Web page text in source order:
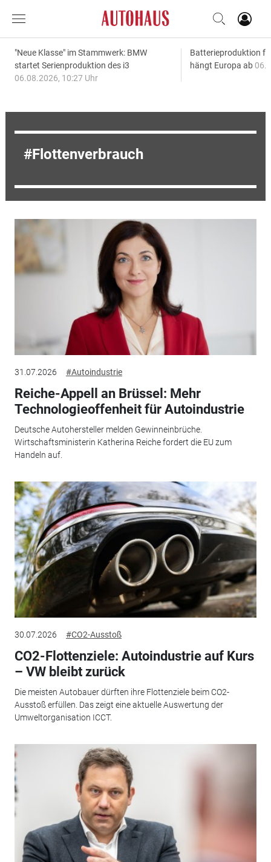
"Neue Klasse" im Stammwerk: BMW
startet Serienproduktion des i3
06.08.2026, 10:27 Uhr
Batterieproduktion
hängt Europa ab
Flottenverbrauch
31.07.2026 #Autoindustrie
Reiche-Appell an Brüssel: Mehr
Technologieoffenheit für Autoindustrie
Deutsche Autohersteller melden Gewinneinbrüche.
Wirtschaftsministerin Katherina Reiche fordert die EU zum
Handeln auf.
30.07.2026 #CO2-Ausstoß
CO2-Flottenziele: Autoindustrie auf Kurs
– VW bleibt zurück
Die meisten Autobauer dürften ihre Flottenziele beim CO2-
Ausstoß erfüllen. Das zeigt eine aktuelle Auswertung der
Umweltorganisation ICCT.